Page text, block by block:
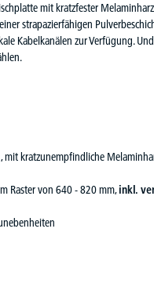
mit kratzfester
strapazierfähigen
Kabelkanälen zur Verfügung.
mit kratzunempfindliche
Raster von 640 - 820 mm,inkl.